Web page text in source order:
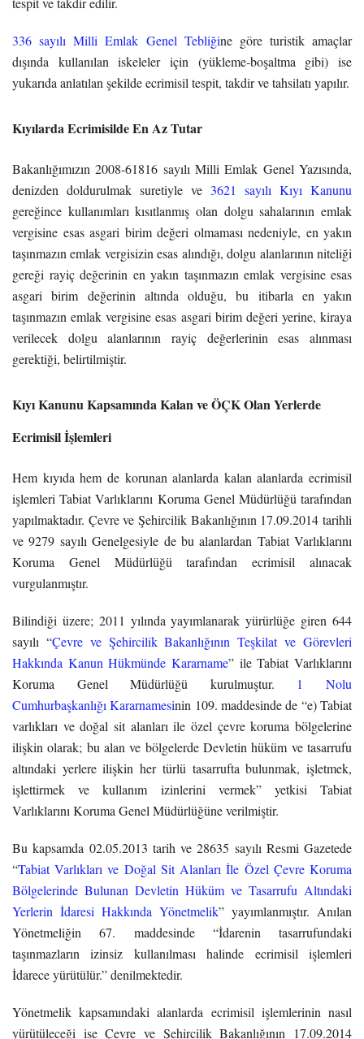
336 sayılı Milli Emlak Genel Tebliğine göre turistik amaçlar
dışında kullanılan iskeleler için (yükleme-boşaltma gibi) ise
yukarıda anlatılan şekilde ecrimisil tespit, takdir ve tahsilatı yapılır.
Kıyılarda Ecrimisilde En Az Tutar
Bakanlığımızın 2008-61816 sayılı Milli Emlak Genel Yazısında,
denizden doldurulmak suretiyle ve 3621 sayılı Kıyı Kanunu
gereğince kullanımları kısıtlanmış olan dolgu sahalarının emlak
vergisine esas asgari birim değeri olmaması nedeniyle, en yakın
taşınmazın emlak vergisizin esas alındığı, dolgu alanlarının niteliği
gereği rayiç değerinin en yakın taşınmazın emlak vergisine esas
asgari birim değerinin altında olduğu, bu itibarla en yakın
taşınmazın emlak vergisine esas asgari birim değeri yerine, kiraya
verilecek dolgu alanlarının rayiç değerlerinin esas alınması
gerektiği, belirtilmiştir.
Kıyı Kanunu Kapsamında Kalan ve ÖÇK Olan Yerlerde
Ecrimisil İşlemleri
Hem kıyıda hem de korunan alanlarda kalan alanlarda ecrimisil
işlemleri Tabiat Varlıklarını Koruma Genel Müdürlüğü tarafından
yapılmaktadır. Çevre ve Şehircilik Bakanlığının 17.09.2014 tarihli
ve 9279 sayılı Genelgesiyle de bu alanlardan Tabiat Varlıklarını
Koruma Genel Müdürlüğü tarafından ecrimisil alınacak
vurgulanmıştır.
Bilindiği üzere; 2011 yılında yayımlanarak yürürlüğe giren 644
sayılı “Çevre ve Şehircilik Bakanlığının Teşkilat ve Görevleri
Hakkında Kanun Hükmünde Kararname” ile Tabiat Varlıklarını
Koruma Genel Müdürlüğü kurulmuştur. 1 Nolu
Cumhurbaşkanlığı Kararnamesinin 109. maddesinde de “e) Tabiat
varlıkları ve doğal sit alanları ile özel çevre koruma bölgelerine
ilişkin olarak; bu alan ve bölgelerde Devletin hüküm ve tasarrufu
altındaki yerlere ilişkin her türlü tasarrufta bulunmak, işletmek,
işlettirmek ve kullanım izinlerini vermek” yetkisi Tabiat
Varlıklarını Koruma Genel Müdürlüğüne verilmiştir.
Bu kapsamda 02.05.2013 tarih ve 28635 sayılı Resmi Gazetede
“Tabiat Varlıkları ve Doğal Sit Alanları İle Özel Çevre Koruma
Bölgelerinde Bulunan Devletin Hüküm ve Tasarrufu Altındaki
Yerlerin İdaresi Hakkında Yönetmelik” yayımlanmıştır. Anılan
Yönetmeliğin 67. maddesinde “İdarenin tasarrufundaki
taşınmazların izinsiz kullanılması halinde ecrimisil işlemleri
İdarece yürütülür.” denilmektedir.
Yönetmelik kapsamındaki alanlarda ecrimisil işlemlerinin nasıl
yürütüleceği ise Çevre ve Şehircilik Bakanlığının 17.09.2014